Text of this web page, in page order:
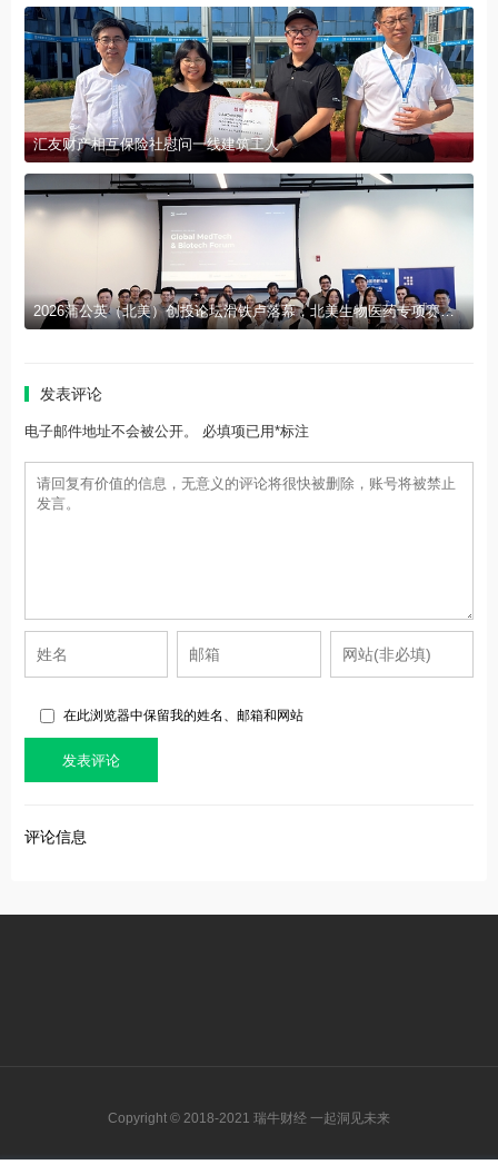
汇友财产相互保险社慰问一线建筑工人
2026蒲公英（北美）创投论坛滑铁卢落幕，北美生物医药专项赛报名启动
发表评论
电子邮件地址不会被公开。 必填项已用*标注
在此浏览器中保留我的姓名、邮箱和网站
评论信息
Copyright © 2018-2021 瑞牛财经 一起洞见未来